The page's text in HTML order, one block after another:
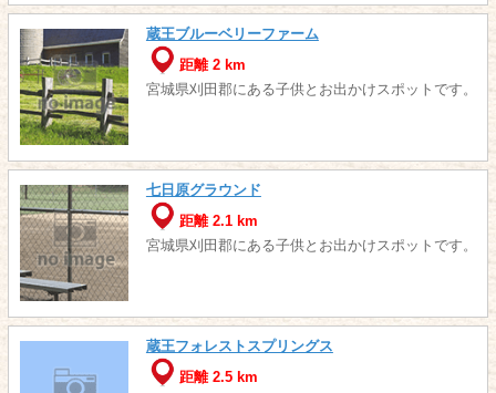
蔵王ブルーベリーファーム
距離 2 km
宮城県刈田郡にある子供とお出かけスポットです。
七日原グラウンド
距離 2.1 km
宮城県刈田郡にある子供とお出かけスポットです。
蔵王フォレストスプリングス
距離 2.5 km